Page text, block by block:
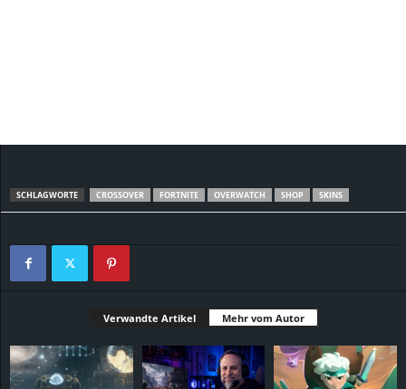
SCHLAGWORTE CROSSOVER FORTNITE OVERWATCH SHOP SKINS
Verwandte Artikel Mehr vom Autor